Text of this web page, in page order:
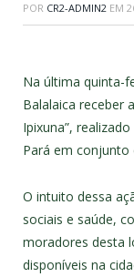
POR CR2-ADMIN2 EM
Na última quinta-
Balalaica receber
Ipixuna”,
Pará em conjunto
O intuito dessa
sociais e saúde,
moradores desta
disponíveis na